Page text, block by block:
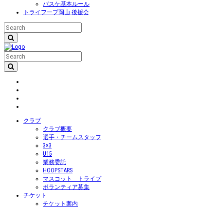
バスケ基本ルール
トライフープ岡山 後援会
クラブ
クラブ概要
選手・チームスタッフ
3×3
U15
業務委託
HOOPSTARS
マスコット トライプ
ボランティア募集
チケット
チケット案内